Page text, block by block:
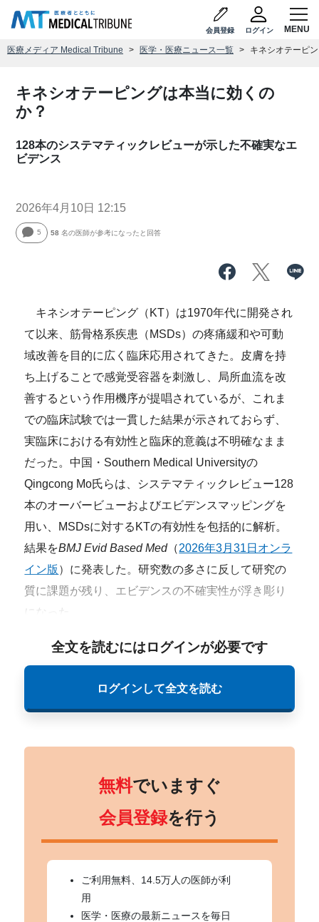
会員登録 ログイン
医療メディア Medical Tribune 医学・医療ニュース一覧 キネシオテーピ
キネシオテーピングは本当に効くの
か？
128本のシステマティックレビューが示した不確実なエ
ビデンス
2026年4月10日 12:15
5 58 名の医師が参考になったと回答
キネシオテーピング（KT）は1970年代に開発され
て以来、筋骨格系疾患（MSDs）の疼痛緩和や可動
域改善を目的に広く臨床応用されてきた。皮膚を持
ち上げることで感覚受容器を刺激し、局所血流を改
善するという作用機序が提唱されているが、これま
での臨床試験では一貫した結果が示されておらず、
実臨床における有効性と臨床的意義は不明確なまま
だった。中国・Southern Medical Universityの
Qingcong Mo氏らは、システマティックレビュー128
本のオーバービューおよびエビデンスマッピングを
用い、MSDsに対するKTの有効性を包括的に解析。
結果をBMJ Evid Based Med（2026年3月31日オンラ
イン版 ）に発表した。研究数の多さに反して研究の
質に課題が残り、エビデンスの不確実性が浮き彫り
になった。
全文を読むにはログインが必要です
ログインして全文を読む
無料でいますぐ
会員登録を行う
ご利用無料、14.5万人の医師が利
用
医学・医療の最新ニュースを毎日